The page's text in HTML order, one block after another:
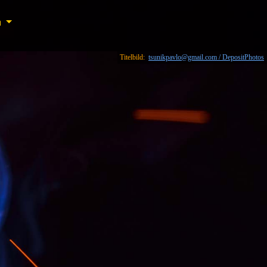
Titelbild: tsunikpavlo@gmail.com / DepositPhotos